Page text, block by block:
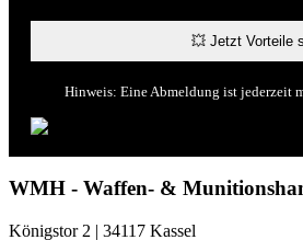
Hinweis: Eine Abmeldung ist jederzeit
WMH - Waffen- &
Königstor 2 | 34117 Kassel